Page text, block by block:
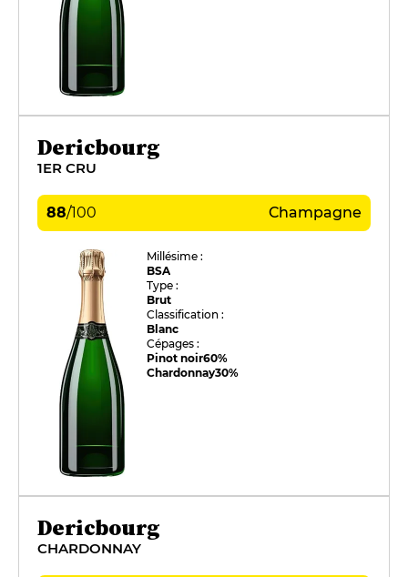
Dericbourg
1ER CRU
88/100 Champagne
Millésime :
BSA
Type :
Brut
Classification :
Blanc
Cépages :
Pinot noir60%
Chardonnay30%
Dericbourg
CHARDONNAY